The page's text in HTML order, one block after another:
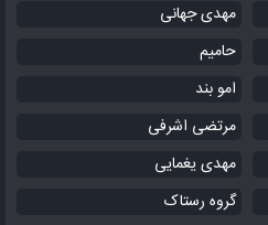
مهدی جهانی
حامیم
امو بند
مرتضی اشرفی
مهدی یغمایی
گروه رستاک